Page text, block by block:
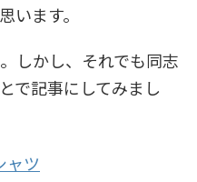
います。
。しかし、それでも同志
で記事にしてみまし
ャツ